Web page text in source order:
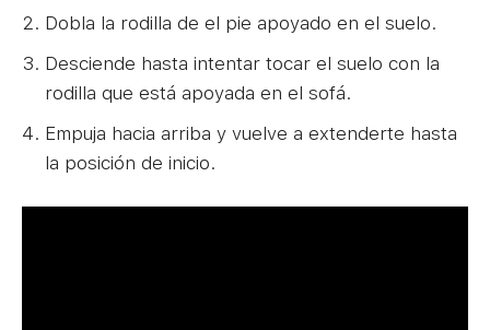
Dobla la rodilla de el pie apoyado en el suelo.
Desciende hasta intentar tocar el suelo con la
rodilla que está apoyada en el sofá.
Empuja hacia arriba y vuelve a extenderte hasta
la posición de inicio.